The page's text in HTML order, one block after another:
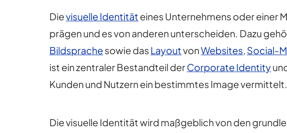
Dievisuelle Identität eines Unternehmens oder einer
prägen und es von anderen unterscheiden. Dazu
Bildsprache sowie das LayoutvonWebsites, Social-
ist ein zentraler Bestandteil derCorporate Identity
Kunden und Nutzern ein bestimmtes Image vermittelt.
Die visuelle Identität wird maßgeblich von den